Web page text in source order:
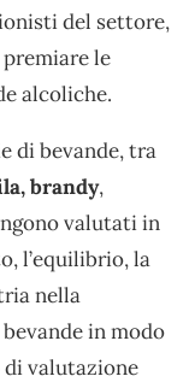
del settore,
le
alcoliche.
di bevande, tra
brandy,
valutati in
l’equilibrio, la
nella
in modo
di valutazione